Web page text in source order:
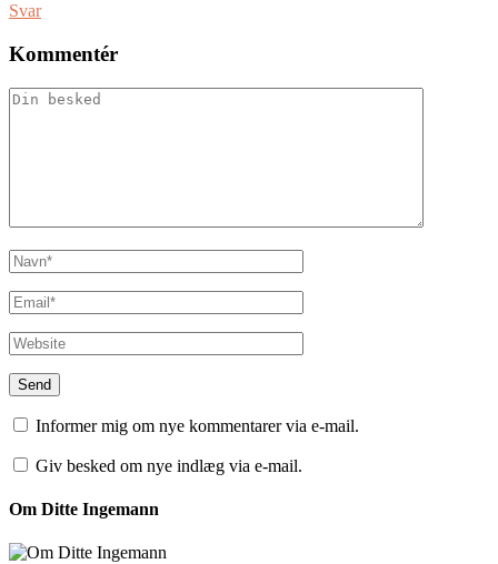
Svar
Kommentér
Informer mig om nye kommentarer via e-mail.
Giv besked om nye indlæg via e-mail.
Om Ditte Ingemann